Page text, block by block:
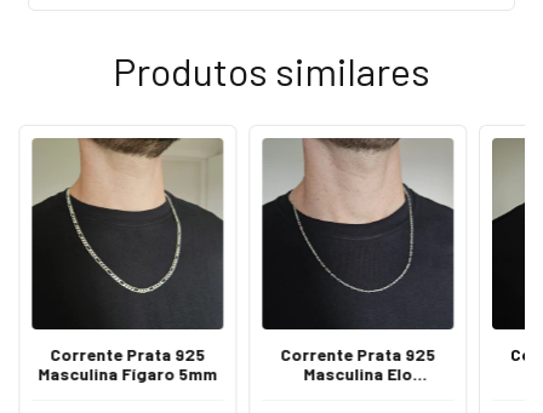
Produtos similares
Corrente Prata 925
Masculina Fígaro 5mm
Corrente Prata 925
Masculina Elo